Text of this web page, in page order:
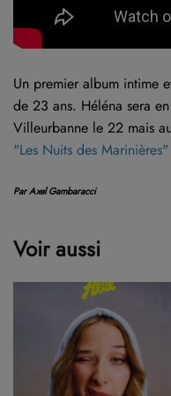
Un premier album intime
de 23 ans. Héléna sera
Villeurbanne le 22 mais
"Les Nuits des
Par Axel Gambaracci
Voir aussi